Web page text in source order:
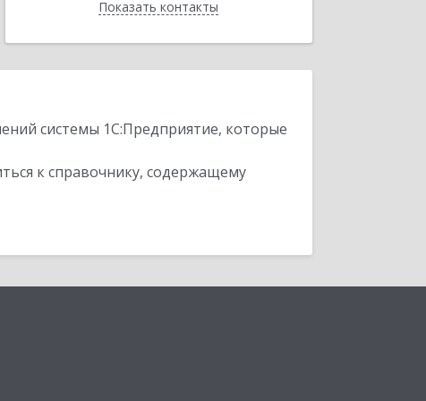
Показать контакты
Назад
системы 1С:Предприятие, которые
к справочнику, содержащему